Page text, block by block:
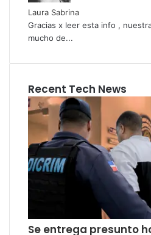
Laura Sabrina
Gracias x leer esta info ,
mucho de...
Recent Tech News
Se entrega presunto